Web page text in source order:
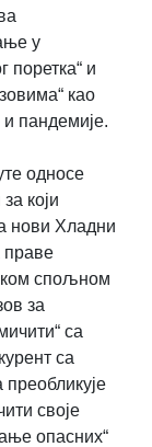
у
поретка“ и
као
пандемије.
односе
који
нови Хладни
праве
спољном
за
са
са
своје
опасних“